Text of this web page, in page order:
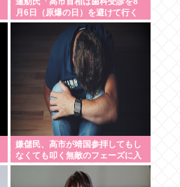
月6日（原爆の日）を避けて行く
べきお立場ではないでしょうか」
嫌儲民、高市が靖国参拝してもし
なくても叩く無敵のフェーズに入
る..